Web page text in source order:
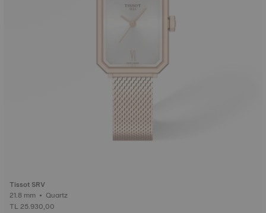
Tissot SRV
21.8 mm • Quartz
TL 25.930,00